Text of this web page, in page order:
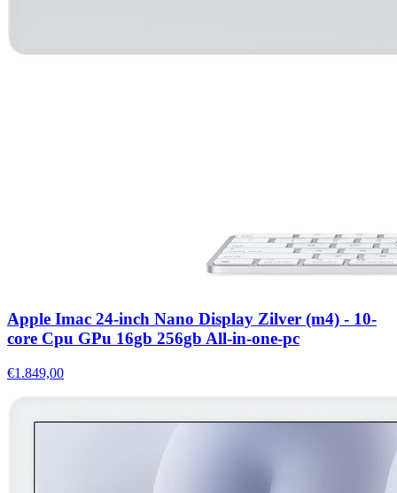
Apple Imac 24-inch Nano Display Zilver (m4) - 10-
core Cpu GPu 16gb 256gb All-in-one-pc
€1.849,00